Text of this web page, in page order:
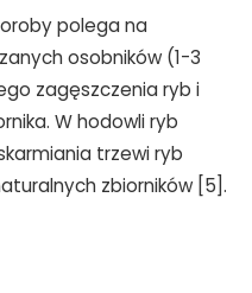
polega na
osobników (1-3
zagęszczenia ryb i
W hodowli ryb
trzewi ryb
zbiorników [5].